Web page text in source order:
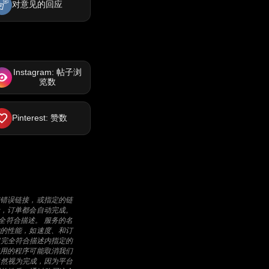
对意见的回应
Instagram: 帖子浏
览数
Pinterest: 赞数
误链接，或指定的链
订单都会自动完成。
符合描述。 服务的名
性能，如速度、和订
全符合描述内指定的
的程序可能取消我们
视为完成，因为平台